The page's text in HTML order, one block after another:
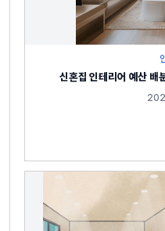
신혼집 인테리어 예산 배